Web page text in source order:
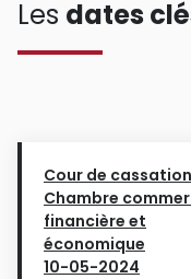
Les dates
Cour de cassation
Chambre
financière et
économique
10-05-2024